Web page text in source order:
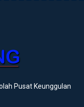
Pusat Keunggulan